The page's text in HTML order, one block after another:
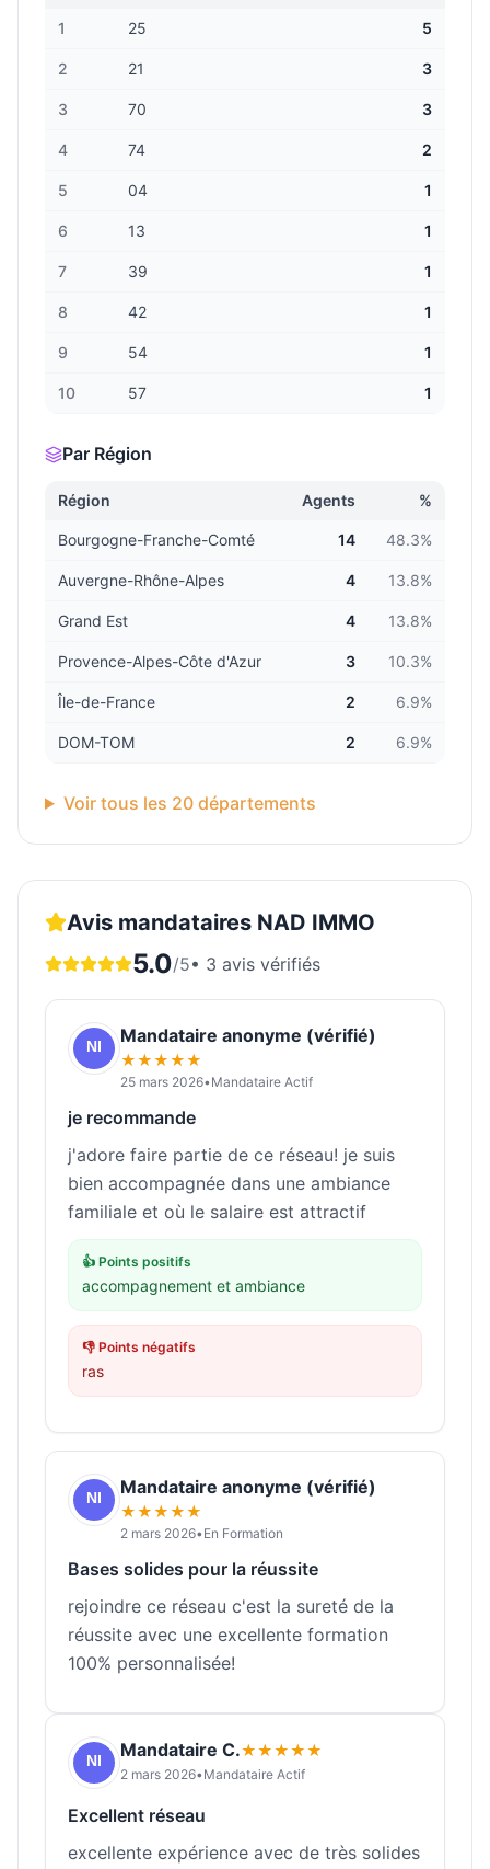
1 25 5
2 21 3
3 70 3
4 74 2
5 04 1
6 13 1
7 39 1
8 42 1
9 54 1
10 57 1
Par Région
Région Agents %
Bourgogne-Franche-Comté 14 48.3%
Auvergne-Rhône-Alpes 4 13.8%
Grand Est 4 13.8%
Provence-Alpes-Côte d'Azur 3 10.3%
Île-de-France 2 6.9%
DOM-TOM 2 6.9%
Voir tous les 20départements
Avis mandataires NAD IMMO
5.0/5• 3 avis vérifiés
Mandataire anonyme (vérifié)
★★★★★
25 mars 2026•Mandataire Actif
je recommande
j'adore faire partie de ce réseau! je suis
bien accompagnée dans une ambiance
familiale et où le salaire est attractif
👍 Points positifs
accompagnement et ambiance
👎 Points négatifs
ras
Mandataire anonyme (vérifié)
★★★★★
2 mars 2026•En Formation
Bases solides pour la réussite
rejoindre ce réseau c'est la sureté de la
réussite avec une excellente formation
100% personnalisée!
Mandataire C.★★★★★
2 mars 2026•Mandataire Actif
Excellent réseau
excellente expérience avec de très solides